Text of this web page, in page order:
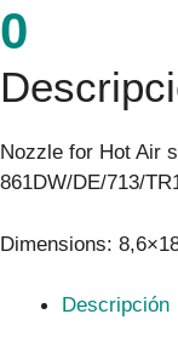
0
Nozzle for Hot Air
861DW/DE/713/
Dimensions:
Descripción